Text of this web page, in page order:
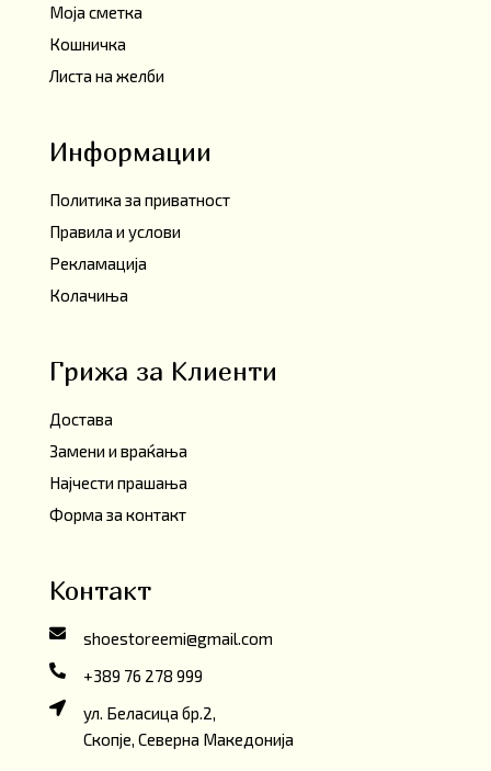
Моја сметка
Кошничка
Листа на желби
Информации
Политика за приватност
Правила и услови
Рекламација
Колачиња
Грижа за Клиенти
Достава
Замени и враќања
Најчести прашања
Форма за контакт
Контакт
shoestoreemi@gmail.com
+389 76 278 999
ул. Беласица бр.2,
Скопје, Северна Македонија